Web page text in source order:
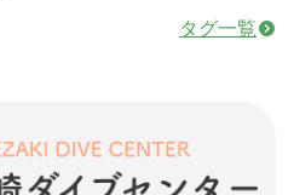
タグ一覧